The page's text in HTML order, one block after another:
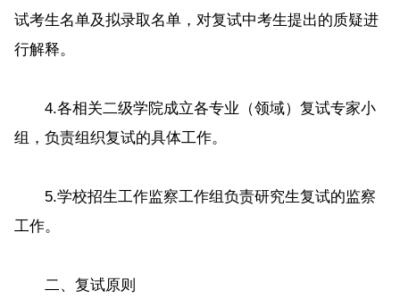
试考生名单及拟录取名单，对复试中考生提出的质疑进
行解释。
4.各相关二级学院成立各专业（领域）复试专家小
组，负责组织复试的具体工作。
5.学校招生工作监察工作组负责研究生复试的监察
工作。
二、复试原则